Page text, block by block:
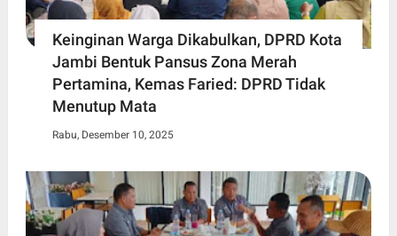
Keinginan Warga Dikabulkan, DPRD Kota
Jambi Bentuk Pansus Zona Merah
Pertamina, Kemas Faried: DPRD Tidak
Menutup Mata
Rabu, Desember 10, 2025